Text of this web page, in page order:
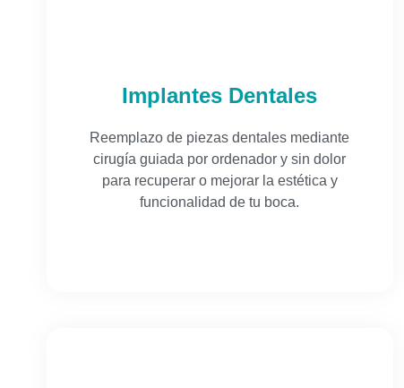
Implantes Dentales
Reemplazo de piezas dentales mediante
cirugía guiada por ordenador y sin dolor
para recuperar o mejorar la estética y
funcionalidad de tu boca.